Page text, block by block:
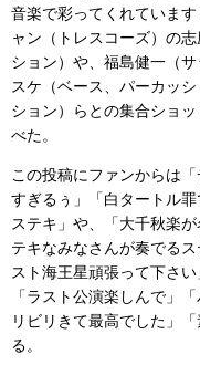
音楽で彩ってくれていま
ャン（トレスコーズ）の
ション）や、福島健一（
スケ（ベース、パーカッ
ション）らとの集合ショ
べた。
この投稿にファンからは
すぎるぅ」「白タートル
ステキ」や、「大千秋楽
テキなみなさんが奏でる
スト海王星頑張って下さ
「ラスト公演楽しんで」
リビリきて最高でした」
る。